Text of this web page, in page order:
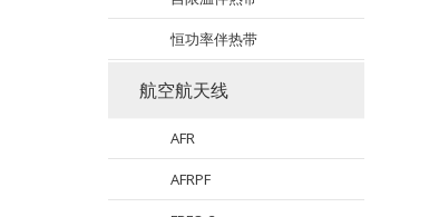
恒功率伴热带
航空航天线
AFR
AFRPF